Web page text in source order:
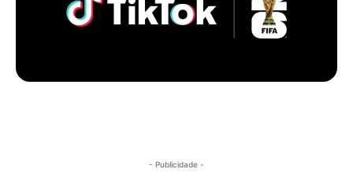
- Publicidade -